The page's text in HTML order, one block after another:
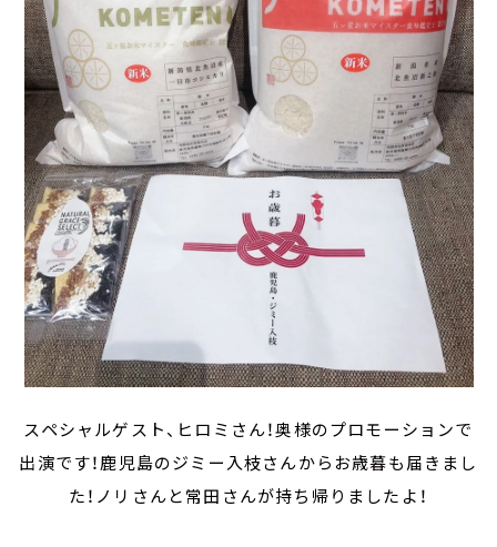
スペシャルゲスト、ヒロミさん！奥様のプロモーションで
出演です！鹿児島のジミー入枝さんからお歳暮も届きまし
た！ノリさんと常田さんが持ち帰りましたよ！